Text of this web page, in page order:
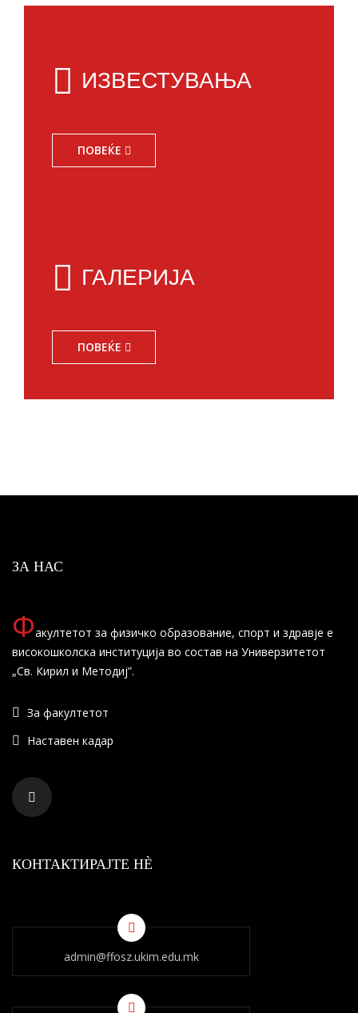
ИЗВЕСТУВАЊА
ПОВЕЌЕ
ГАЛЕРИЈА
ПОВЕЌЕ
ЗА НАС
Факултетот за физичко образование, спорт и здравје е
високошколска институција во состав на Универзитетот
„Св. Кирил и Методиј”.
За факултетот
Наставен кадар
КОНТАКТИРАЈТЕ НÈ
admin@ffosz.ukim.edu.mk